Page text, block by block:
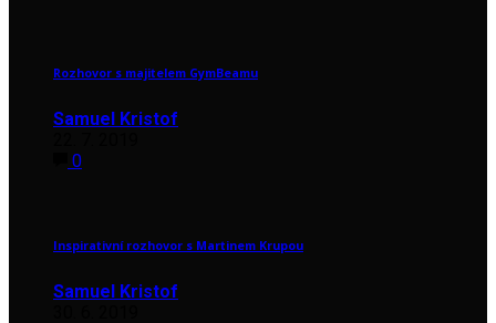
Rozhovor s majitelem GymBeamu
Samuel Kristof
0
Inspirativní rozhovor s Martinem Krupou
Samuel Kristof